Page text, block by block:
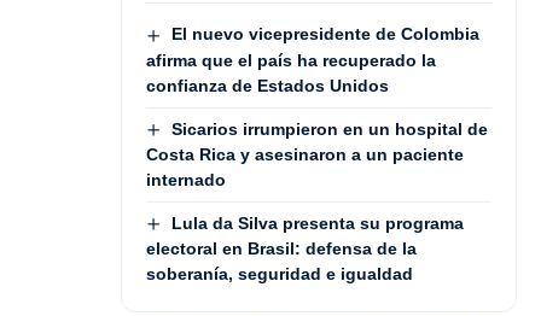
El nuevo vicepresidente de Colombia
afirma que el país ha recuperado la
confianza de Estados Unidos
Sicarios irrumpieron en un hospital de
Costa Rica y asesinaron a un paciente
internado
Lula da Silva presenta su programa
electoral en Brasil: defensa de la
soberanía, seguridad e igualdad